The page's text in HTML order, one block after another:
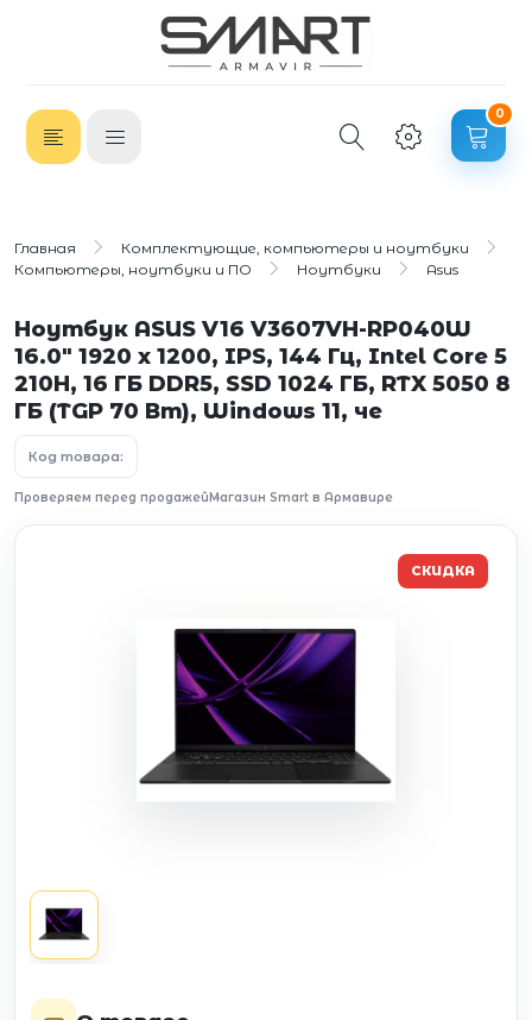
0
Главная
Комплектующие, компьютеры и ноутбуки
Компьютеры, ноутбуки и ПО
Ноутбуки Asus
Ноутбук ASUS V16 V3607VH-RP040W
16.0" 1920 x 1200, IPS, 144 Гц, Intel Core 5
210H, 16 ГБ DDR5, SSD 1024 ГБ, RTX 5050 8
ГБ (TGP 70 Вт), Windows 11, че
Код товара:
Проверяем перед продажейМагазин Smart в Армавире
СКИДКА